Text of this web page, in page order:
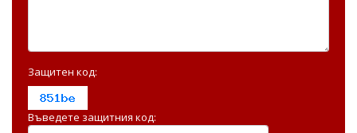
Защитен код:
Въведете защитния код: